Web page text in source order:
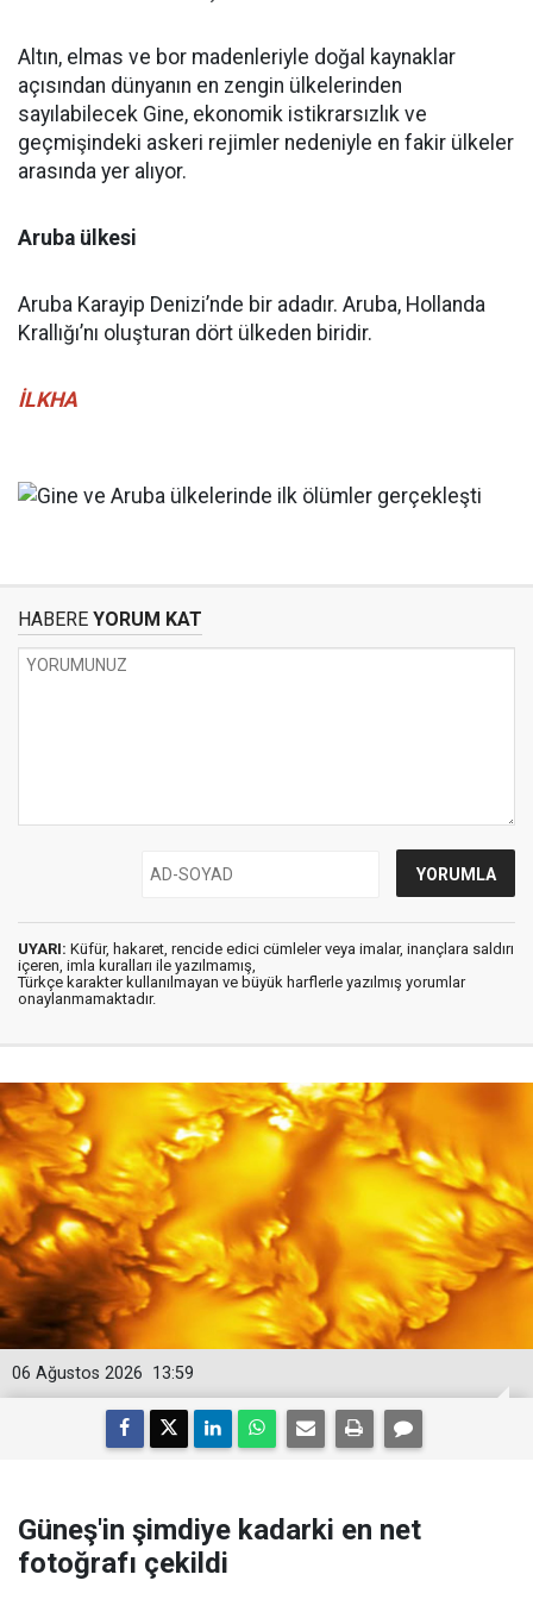
Altın, elmas ve bor madenleriyle doğal kaynaklar
açısından dünyanın en zengin ülkelerinden
sayılabilecek Gine, ekonomik istikrarsızlık ve
geçmişindeki askeri rejimler nedeniyle en fakir ülkeler
arasında yer alıyor.
Aruba ülkesi
Aruba Karayip Denizi’nde bir adadır. Aruba, Hollanda
Krallığı’nı oluşturan dört ülkeden biridir.
İLKHA
HABERE YORUM KAT
UYARI: Küfür, hakaret, rencide edici cümleler veya imalar, inançlara saldırı
içeren, imla kuralları ile yazılmamış,
Türkçe karakter kullanılmayan ve büyük harflerle yazılmış yorumlar
onaylanmamaktadır.
13:59
06 Ağustos 2026
Güneş'in şimdiye kadarki en net
fotoğrafı çekildi